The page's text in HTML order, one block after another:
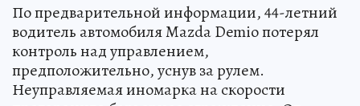
По предварительной информации, 44-летний
водитель автомобиля Mazda Demio потерял
контроль над управлением,
предположительно, уснув за рулем.
Неуправляемая иномарка на скорости